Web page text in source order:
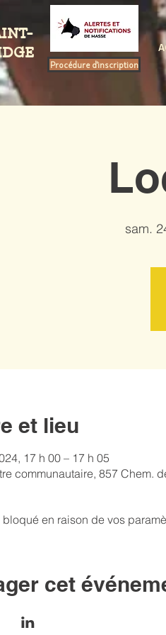
Procédure d'inscription
sam.
et lieu
17 h 00 – 17 h 05
communautaire, 857 Chem.
en raison de vos
cet